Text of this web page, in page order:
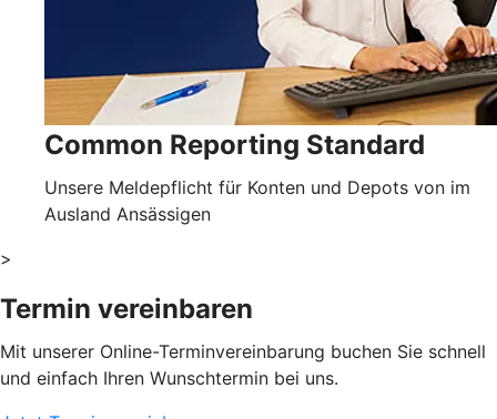
Common Reporting Standard
Unsere Meldepflicht für Konten und Depots von im
Ausland Ansässigen
>
Termin vereinbaren
Mit unserer Online-Terminvereinbarung buchen Sie schnell
und einfach Ihren Wunschtermin bei uns.